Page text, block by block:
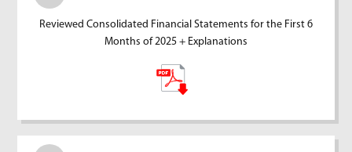
Reviewed Consolidated Financial Statements for the First 6
Months of 2025 + Explanations